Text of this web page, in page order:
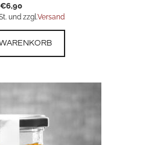
€6,90
und zzgl.Versand